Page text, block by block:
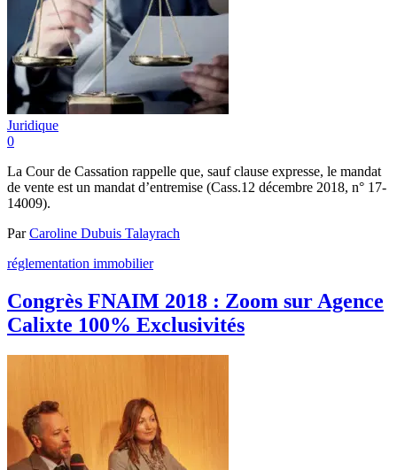
Juridique
0
La Cour de Cassation rappelle que, sauf clause expresse, le mandat
de vente est un mandat d’entremise (Cass.12 décembre 2018, n° 17-
14009).
ParCaroline Dubuis Talayrach
réglementation immobilier
Congrès FNAIM 2018 : Zoom sur Agence
Calixte 100% Exclusivités